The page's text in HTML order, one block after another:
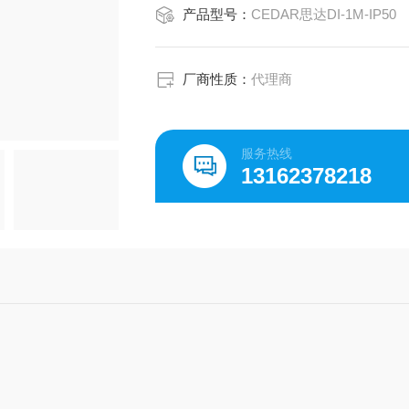
产品型号： CEDAR思达DI-1M-IP50
厂商性质：代理商
服务热线
13162378218